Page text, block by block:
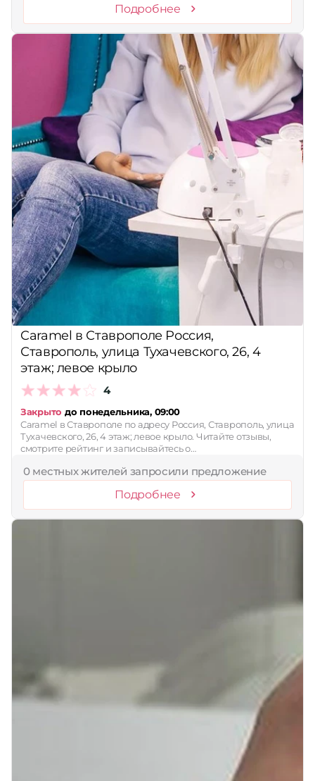
Подробнее
Caramel в Ставрополе Россия,
Ставрополь, улица Тухачевского, 26, 4
этаж; левое крыло
4
Закрыто до понедельника, 09:00
Caramel в Ставрополе по адресу Россия, Ставрополь, улица
Тухачевского, 26, 4 этаж; левое крыло. Читайте отзывы,
смотрите рейтинг и записывайтесь о…
0 местных жителей запросили предложение
Подробнее